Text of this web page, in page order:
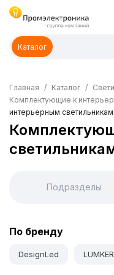
Каталог
Главная Каталог
Комплектующие к
интерьерным
Подразделы
По бренду
DesignLed LUMKER